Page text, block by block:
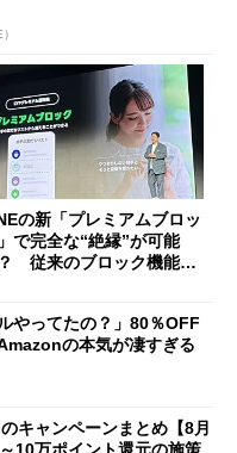
の新「プレミアムブロッ
で完全な“絶縁”が可能
従来のブロック機能と
やってたの？」80％OFF
の本気が凄すぎる
キャンペーンまとめ【8月